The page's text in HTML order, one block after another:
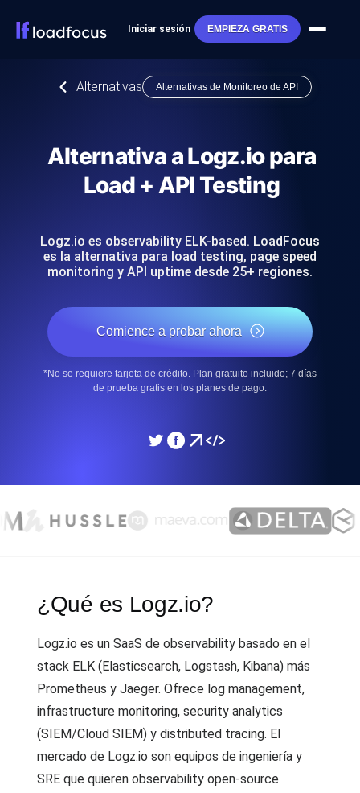
Iniciar sesión EMPIEZA GRATIS
Alternativas Alternativas de Monitoreo de API
Alternativa a Logz.io para
Load + API Testing
Logz.io es observability ELK-based. LoadFocus
es la alternativa para load testing, page speed
monitoring y API uptime desde 25+ regiones.
Comience a probar ahora
*No se requiere tarjeta de crédito. Plan gratuito incluido; 7 días
de prueba gratis en los planes de pago.
¿Qué es Logz.io?
Logz.io es un SaaS de observability basado en el
stack ELK (Elasticsearch, Logstash, Kibana) más
Prometheus y Jaeger. Ofrece log management,
infrastructure monitoring, security analytics
(SIEM/Cloud SIEM) y distributed tracing. El
mercado de Logz.io son equipos de ingeniería y
SRE que quieren observability open-source